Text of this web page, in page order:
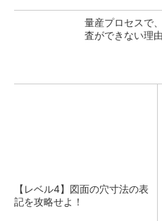
量産プロセスで
査ができない理由
【レベル4】図面の穴寸法の表
記を攻略せよ！